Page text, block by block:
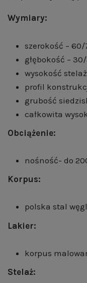
Wymiary:
szerokość –
głębokość –
wysokość
profil
grubość
całkowita
Obciążenie:
nośność- do
Korpus:
polska stal
Lakier:
korpus
Stelaż: